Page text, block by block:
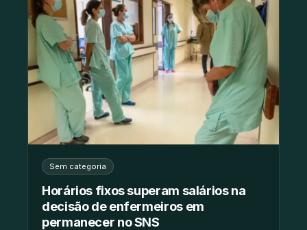
Sem categoria
Horários fixos superam salários na
decisão de enfermeiros em
permanecer no SNS